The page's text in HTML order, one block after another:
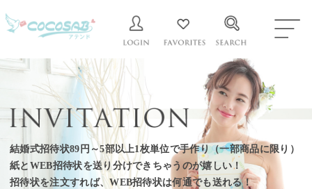
結婚式招待状89円～5部以上1枚単位で手作り（一部商品に限り）
紙とWEB招待状を送り分けできちゃうのが嬉しい！
招待状を注文すれば、WEB招待状は何通でも送れる！